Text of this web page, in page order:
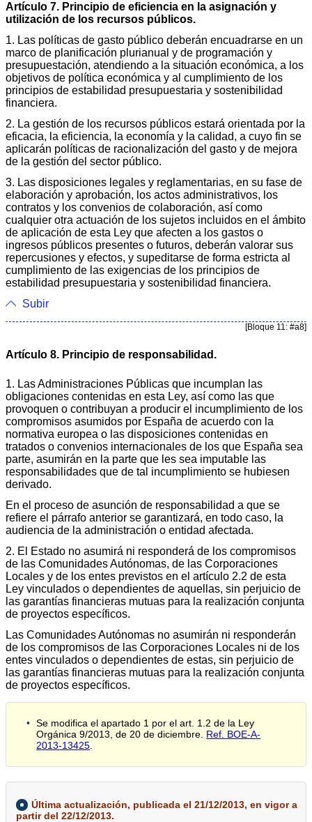
Artículo 7. Principio de eficiencia en la asignación y
utilización de los recursos públicos.
1. Las políticas de gasto público deberán encuadrarse en un
marco de planificación plurianual y de programación y
presupuestación, atendiendo a la situación económica, a los
objetivos de política económica y al cumplimiento de los
principios de estabilidad presupuestaria y sostenibilidad
financiera.
2. La gestión de los recursos públicos estará orientada por la
eficacia, la eficiencia, la economía y la calidad, a cuyo fin se
aplicarán políticas de racionalización del gasto y de mejora
de la gestión del sector público.
3. Las disposiciones legales y reglamentarias, en su fase de
elaboración y aprobación, los actos administrativos, los
contratos y los convenios de colaboración, así como
cualquier otra actuación de los sujetos incluidos en el ámbito
de aplicación de esta Ley que afecten a los gastos o
ingresos públicos presentes o futuros, deberán valorar sus
repercusiones y efectos, y supeditarse de forma estricta al
cumplimiento de las exigencias de los principios de
estabilidad presupuestaria y sostenibilidad financiera.
Subir
[Bloque 11: #a8]
Artículo 8. Principio de responsabilidad.
1. Las Administraciones Públicas que incumplan las
obligaciones contenidas en esta Ley, así como las que
provoquen o contribuyan a producir el incumplimiento de los
compromisos asumidos por España de acuerdo con la
normativa europea o las disposiciones contenidas en
tratados o convenios internacionales de los que España sea
parte, asumirán en la parte que les sea imputable las
responsabilidades que de tal incumplimiento se hubiesen
derivado.
En el proceso de asunción de responsabilidad a que se
refiere el párrafo anterior se garantizará, en todo caso, la
audiencia de la administración o entidad afectada.
2. El Estado no asumirá ni responderá de los compromisos
de las Comunidades Autónomas, de las Corporaciones
Locales y de los entes previstos en el artículo 2.2 de esta
Ley vinculados o dependientes de aquellas, sin perjuicio de
las garantías financieras mutuas para la realización conjunta
de proyectos específicos.
Las Comunidades Autónomas no asumirán ni responderán
de los compromisos de las Corporaciones Locales ni de los
entes vinculados o dependientes de estas, sin perjuicio de
las garantías financieras mutuas para la realización conjunta
de proyectos específicos.
Se modifica el apartado 1 por el art. 1.2 de la Ley
Orgánica 9/2013, de 20 de diciembre. Ref. BOE-A-
2013-13425
Última actualización, publicada el 21/12/2013, en vigor a
partir del 22/12/2013.